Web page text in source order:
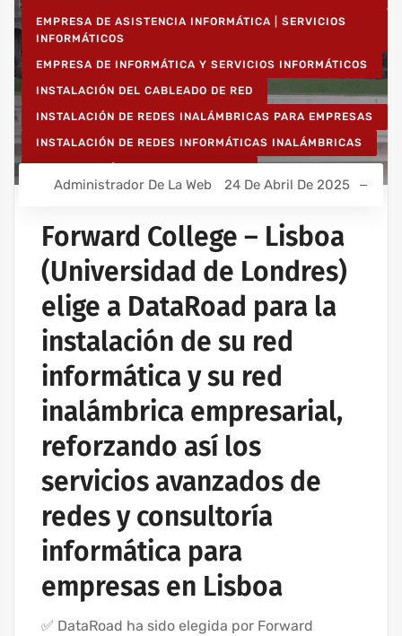
EMPRESA DE ASISTENCIA INFORMÁTICA | SERVICIOS
INFORMÁTICOS
EMPRESA DE INFORMÁTICA Y SERVICIOS INFORMÁTICOS
INSTALACIÓN DEL CABLEADO DE RED
INSTALACIÓN DE REDES INALÁMBRICAS PARA EMPRESAS
INSTALACIÓN DE REDES INFORMÁTICAS INALÁMBRICAS
Administrador De La Web 24 De Abril De 2025
Forward College – Lisboa
(Universidad de Londres)
elige a DataRoad para la
instalación de su red
informática y su red
inalámbrica empresarial,
reforzando así los
servicios avanzados de
redes y consultoría
informática para
empresas en Lisboa
✅ DataRoad ha sido elegida por Forward